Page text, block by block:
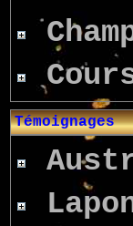
Témoignages